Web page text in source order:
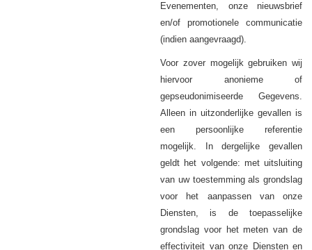
Evenementen, onze nieuwsbrief
en/of promotionele communicatie
(indien aangevraagd).
Voor zover mogelijk gebruiken wij
hiervoor anonieme of
gepseudonimiseerde Gegevens.
Alleen in uitzonderlijke gevallen is
een persoonlijke referentie
mogelijk. In dergelijke gevallen
geldt het volgende: met uitsluiting
van uw toestemming als grondslag
voor het aanpassen van onze
Diensten, is de toepasselijke
grondslag voor het meten van de
effectiviteit van onze Diensten en